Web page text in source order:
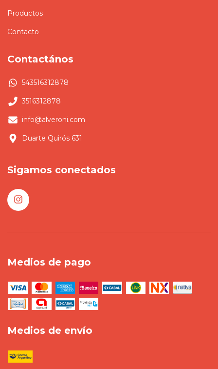
Productos
Contacto
Contactános
543516312878
3516312878
info@alveroni.com
Duarte Quirós 631
Sigamos conectados
Medios de pago
Medios de envío